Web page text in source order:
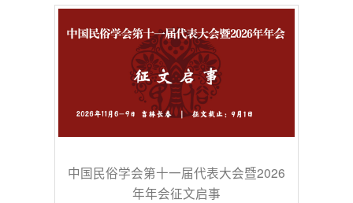
中国民俗学会第十一届代表大会暨2026
年年会征文启事